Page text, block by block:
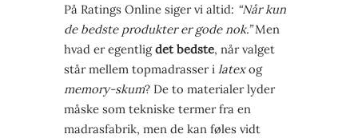
På Ratings Online siger vi altid: “Når kun
de bedste produkter er gode nok.”Men
hvad er egentligdet bedste, når valget
står mellem topmadrasser i latexog
memory-skum? De to materialer lyder
måske som tekniske termer fra en
madrasfabrik, men de kan føles vidt